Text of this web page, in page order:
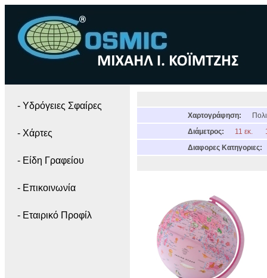
- Yδρόγειες Σφαίρες
- Χάρτες
- Είδη Γραφείου
- Επικοινωνία
- Εταιρικό Προφίλ
Χαρτογράφηση:
Διάμετρος:
11 εκ.
Διαφορες Κατηγοριες: